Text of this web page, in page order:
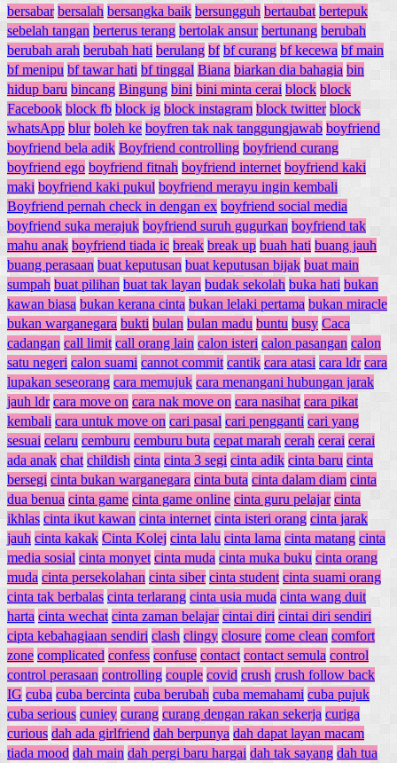
bersabar bersalah bersangka baik bersungguh bertaubat bertepuk
sebelah tangan berterus terang bertolak ansur bertunang berubah
berubah arah berubah hati berulang bf bf curang bf kecewa bf main
bf menipu bf tawar hati bf tinggal Biana biarkan dia bahagia bin
hidup baru bincang Bingung bini bini minta cerai block block
Facebook block fb block ig block instagram block twitter block
whatsApp blur boleh ke boyfren tak nak tanggungjawab boyfriend
boyfriend bela adik Boyfriend controlling boyfriend curang
boyfriend ego boyfriend fitnah boyfriend internet boyfriend kaki
maki boyfriend kaki pukul boyfriend merayu ingin kembali
Boyfriend pernah check in dengan ex boyfriend social media
boyfriend suka merajuk boyfriend suruh gugurkan boyfriend tak
mahu anak boyfriend tiada ic break break up buah hati buang jauh
buang perasaan buat keputusan buat keputusan bijak buat main
sumpah buat pilihan buat tak layan budak sekolah buka hati bukan
kawan biasa bukan kerana cinta bukan lelaki pertama bukan miracle
bukan warganegara bukti bulan bulan madu buntu busy Caca
cadangan call limit call orang lain calon isteri calon pasangan calon
satu negeri calon suami cannot commit cantik cara atasi cara ldr cara
lupakan seseorang cara memujuk cara menangani hubungan jarak
jauh ldr cara move on cara nak move on cara nasihat cara pikat
kembali cara untuk move on cari pasal cari pengganti cari yang
sesuai celaru cemburu cemburu buta cepat marah cerah cerai cerai
ada anak chat childish cinta cinta 3 segi cinta adik cinta baru cinta
bersegi cinta bukan warganegara cinta buta cinta dalam diam cinta
dua benua cinta game cinta game online cinta guru pelajar cinta
ikhlas cinta ikut kawan cinta internet cinta isteri orang cinta jarak
jauh cinta kakak Cinta Kolej cinta lalu cinta lama cinta matang cinta
media sosial cinta monyet cinta muda cinta muka buku cinta orang
muda cinta persekolahan cinta siber cinta student cinta suami orang
cinta tak berbalas cinta terlarang cinta usia muda cinta wang duit
harta cinta wechat cinta zaman belajar cintai diri cintai diri sendiri
cipta kebahagiaan sendiri clash clingy closure come clean comfort
zone complicated confess confuse contact contact semula control
control perasaan controlling couple covid crush crush follow back
IG cuba cuba bercinta cuba berubah cuba memahami cuba pujuk
cuba serious cuniey curang curang dengan rakan sekerja curiga
curious dah ada girlfriend dah berpunya dah dapat layan macam
tiada mood dah main dah pergi baru hargai dah tak sayang dah tua